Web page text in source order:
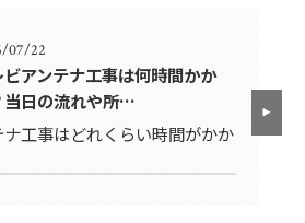
07/22
ビアンテナ工事は何時間かか
当日の流れや所…
ナ工事はどれくらい時間がかか